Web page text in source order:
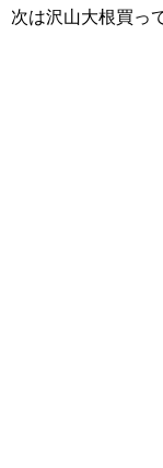
次は沢山大根買っ